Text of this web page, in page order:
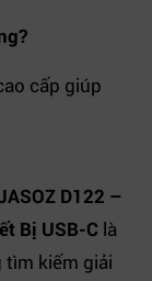
cấp giúp
D122 –
Bị USB-C là
kiếm giải